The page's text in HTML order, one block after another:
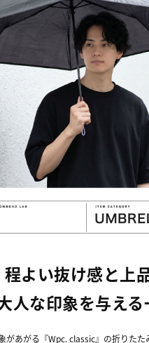
程よい抜け感と上
人な印象を与える
があがる『Wpc. classic』の折りた